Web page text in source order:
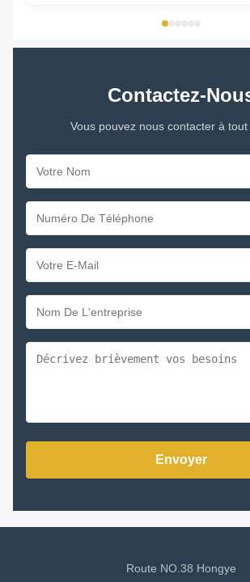
Contactez-
Vous pouvez nous contacter à
Envoyer
Route NO.38 Hongye